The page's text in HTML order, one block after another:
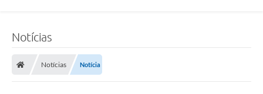
Notícias
Notícias Notícia